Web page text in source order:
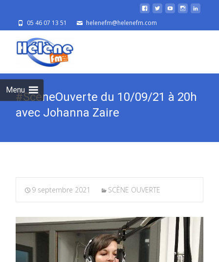
05 46 07 13 51 helenefm@helenefm.com
Menu
#ScèneOuverte du 10/09/21 à 20h
avec Johanna Zaire
9 septembre 2021 SCÈNE OUVERTE